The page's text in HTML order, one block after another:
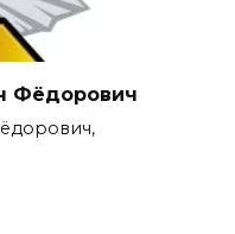
Фёдорович